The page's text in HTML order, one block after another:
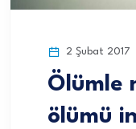
2 Şubat 2017
Ölümle
ölümü